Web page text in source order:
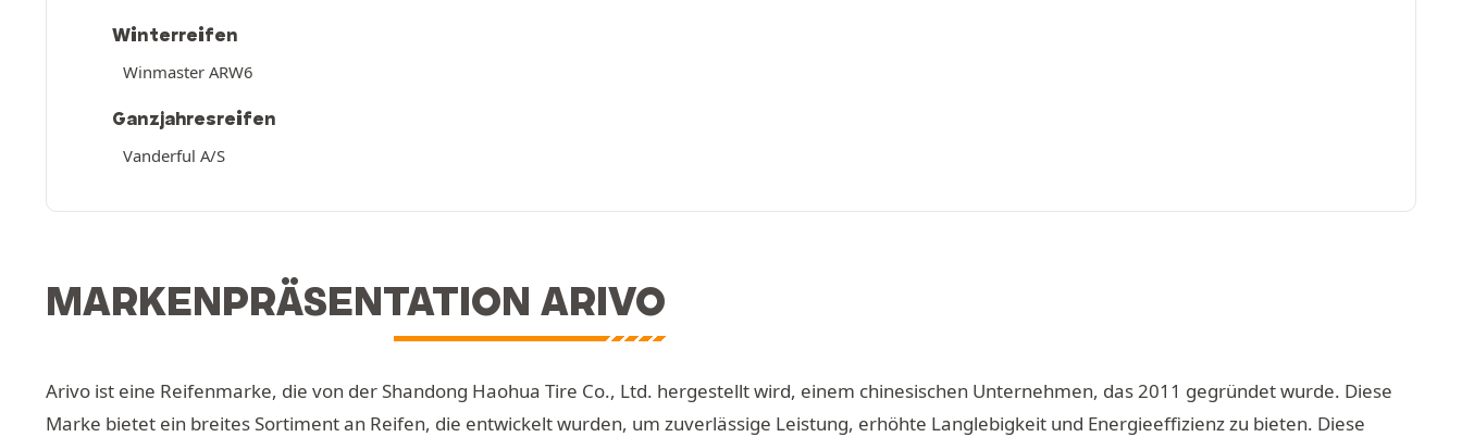
Winterreifen
Winmaster ARW6
Ganzjahresreifen
Vanderful A/S
MARKENPRÄSENTATION ARIVO
Arivo ist eine Reifenmarke, die von der Shandong Haohua Tire Co., Ltd. hergestellt wird, einem chinesischen Unternehmen, das 2011 gegründet wurde. Diese
Marke bietet ein breites Sortiment an Reifen, die entwickelt wurden, um zuverlässige Leistung, erhöhte Langlebigkeit und Energieeffizienz zu bieten. Diese